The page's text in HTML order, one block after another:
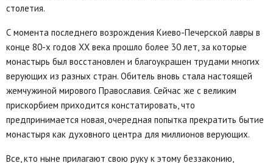
столетия.
С момента последнего возрождения Киево-Печерской лавры в
конце 80-х годов XX века прошло более 30 лет, за которые
монастырь был восстановлен и благоукрашен трудами многих
верующих из разных стран. Обитель вновь стала настоящей
жемчужиной мирового Православия. Сейчас же с великим
прискорбием приходится констатировать, что
предпринимается новая, очередная попытка прекратить бытие
монастыря как духовного центра для миллионов верующих.
Все, кто ныне прилагают свою руку к этому беззаконию,